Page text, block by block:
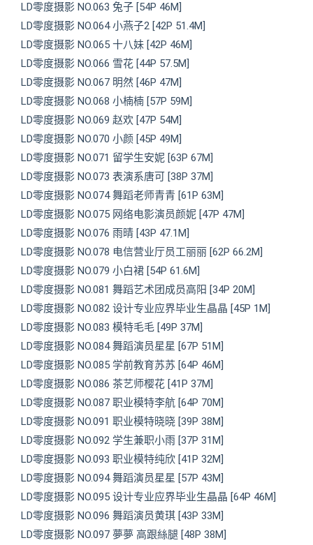
LD零度摄影 NO.063 兔子 [54P 46M]
LD零度摄影 NO.064 小燕子2 [42P 51.4M]
LD零度摄影 NO.065 十八妹 [42P 46M]
LD零度摄影 NO.066 雪花 [44P 57.5M]
LD零度摄影 NO.067 明然 [46P 47M]
LD零度摄影 NO.068 小楠楠 [57P 59M]
LD零度摄影 NO.069 赵欢 [47P 54M]
LD零度摄影 NO.070 小颜 [45P 49M]
LD零度摄影 NO.071 留学生安妮 [63P 67M]
LD零度摄影 NO.073 表演系唐可 [38P 37M]
LD零度摄影 NO.074 舞蹈老师青青 [61P 63M]
LD零度摄影 NO.075 网络电影演员颜妮 [47P 47M]
LD零度摄影 NO.076 雨晴 [43P 47.1M]
LD零度摄影 NO.078 电信营业厅员工丽丽 [62P 66.2M]
LD零度摄影 NO.079 小白裙 [54P 61.6M]
LD零度摄影 NO.081 舞蹈艺术团成员高阳 [34P 20M]
LD零度摄影 NO.082 设计专业应界毕业生晶晶 [45P 1M]
LD零度摄影 NO.083 模特毛毛 [49P 37M]
LD零度摄影 NO.084 舞蹈演员星星 [67P 51M]
LD零度摄影 NO.085 学前教育苏苏 [64P 46M]
LD零度摄影 NO.086 茶艺师樱花 [41P 37M]
LD零度摄影 NO.087 职业模特李航 [64P 70M]
LD零度摄影 NO.091 职业模特晓晓 [39P 38M]
LD零度摄影 NO.092 学生兼职小雨 [37P 31M]
LD零度摄影 NO.093 职业模特纯欣 [41P 32M]
LD零度摄影 NO.094 舞蹈演员星星 [57P 43M]
LD零度摄影 NO.095 设计专业应界毕业生晶晶 [64P 46M]
LD零度摄影 NO.096 舞蹈演员黄琪 [43P 33M]
LD零度摄影 NO.097 夢夢 高跟絲腿 [48P 38M]